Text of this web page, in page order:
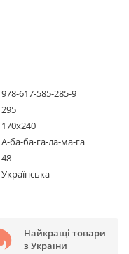
978-617-585-285-9
295
170х240
А-ба-ба-га-ла-ма-га
48
Українська
Найкращі товари
з України